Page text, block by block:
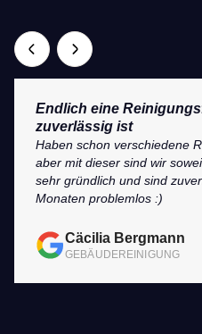
Endlich eine
zuverlässig ist
Haben schon verschiedene
aber mit dieser sind wir
sehr gründlich und sind
Monaten problemlos :)
Cäcilia Bergmann
GEBÄUDEREINIGUNG